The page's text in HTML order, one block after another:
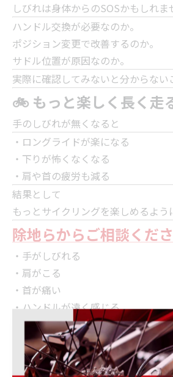
しびれは身体からのSOSかもしれま
ハンドル交換が必要なのか。
ポジション変更で改善するのか。
サドル位置が原因なのか。
実際に確認してみないと分からない
🚲 もっと楽しく長く走
手のしびれが無くなると
・ロングライドが楽になる
・下りが怖くなくなる
・肩や首の疲労も減る
結果として
もっとサイクリングを楽しめるよう
除地らからご相談くだ
・手がしびれる
・肩がこる
・首が痛い
・ハンドルが遠く感じる
・ハンドル交換を考えている
そんな方はお気軽にご相談ください
POWER-KIDS